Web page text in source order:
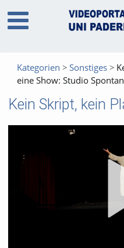
Kategorien Sonstiges
eine Show: Studio Spontan